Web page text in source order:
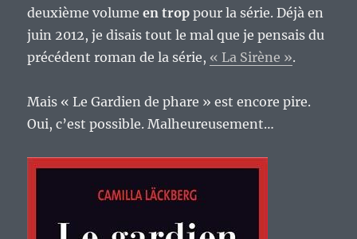
deuxième volumeen trop pour la série. Déjà en
juin 2012, je disais tout le mal que je pensais du
précédent roman de la série, « La Sirène ».
Mais « Le Gardien de phare » est encore pire.
Oui, c’est possible. Malheureusement…